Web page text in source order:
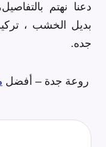
دعنا نهتم
بديل الخشب ،
جده.
روعة جدة – أفضل